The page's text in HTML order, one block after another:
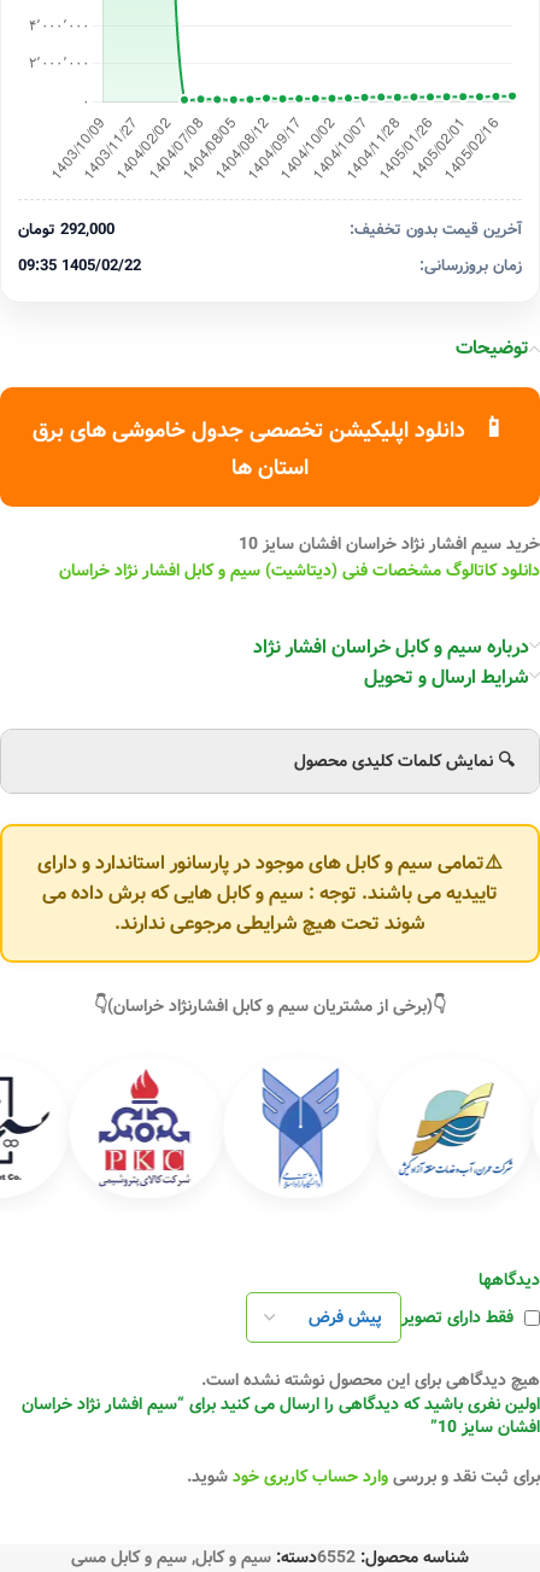
آخرین قیمت بدون تخفیف:
292,000 تومان
زمان بروزرسانی:
1405/02/22 09:35
توضیحات
📱
دانلود اپلیکیشن تخصصی جدول خاموشی های برق
استان ها
خرید سیم افشار نژاد خراسان افشان سایز 10
دانلود کاتالوگ مشخصات فنی (دیتاشیت) سیم و کابل افشار نژاد خراسان
درباره سیم و کابل خراسان افشار نژاد
شرایط ارسال و تحویل
🔍 نمایش کلمات کلیدی محصول
⚠️تمامی سیم و کابل های موجود در پارسانور استاندارد و دارای
تاییدیه می باشند. توجه : سیم و کابل هایی که برش داده می
شوند تحت هیچ شرایطی مرجوعی ندارند.
👇(برخی از مشتریان سیم و کابل افشارنژاد خراسان)👇
دیدگاهها
فقط دارای تصویر
هیچ دیدگاهی برای این محصول نوشته نشده است.
اولین نفری باشید که دیدگاهی را ارسال می کنید برای “سیم افشار نژاد خراسان
افشان سایز 10”
برای ثبت نقد و بررسیوارد حساب کاربری خودشوید.
شناسه محصول: 6552دسته: سیم و کابل,سیم و کابل مسی